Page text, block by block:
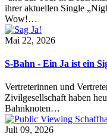
ihrer aktuellen Single
Wow!…
Mai 22, 2026
S-Bahn - Ein Ja ist ein
Vertreterinnen und
Zivilgesellschaft haben
Bahnknoten…
Juli 09, 2026